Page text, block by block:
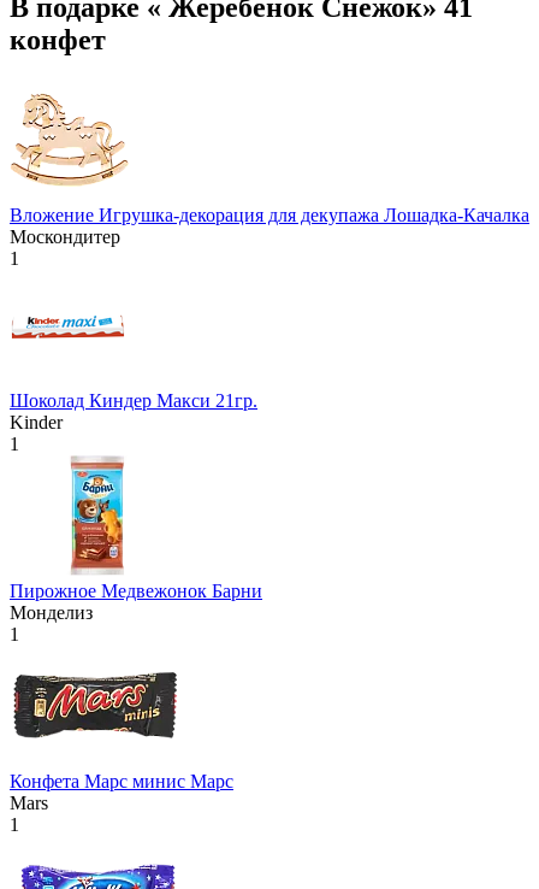
В подарке « Жеребенок Снежок» 41
конфет
Вложение Игрушка-декорация для декупажа Лошадка-Качалка
Москондитер
1
Шоколад Киндер Макси 21гр.
Kinder
1
Пирожное Медвежонок Барни
Монделиз
1
Конфета Марс минис Марс
Mars
1